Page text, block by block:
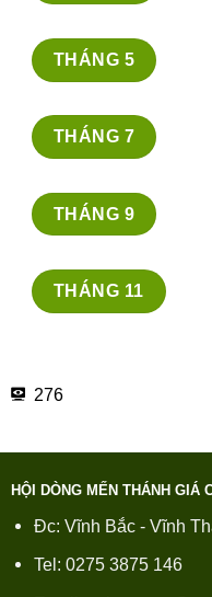
THÁNG 5
THÁNG 7
THÁNG 9
THÁNG 11
276
HỘI DÒNG MẾN THÁNH GIÁ
Đc: Vĩnh Bắc - Vĩnh
Tel: 0275 3875 146